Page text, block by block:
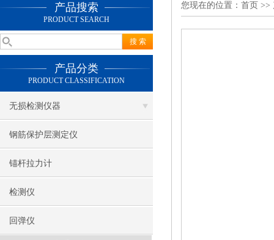
产品搜索
PRODUCT SEARCH
产品分类
PRODUCT CLASSIFICATION
无损检测仪器
钢筋保护层测定仪
锚杆拉力计
检测仪
回弹仪
您现在的位置： 首页 >>